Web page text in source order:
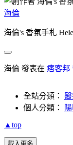
海倫
海倫's 香氛手札
海倫 發表在 痞客邦
全站分類：
個人分類：
▲top
載入更多